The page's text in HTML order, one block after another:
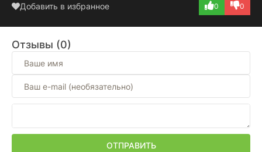
Добавить в избранное 0 0
Отзывы (0)
ОТПРАВИТЬ